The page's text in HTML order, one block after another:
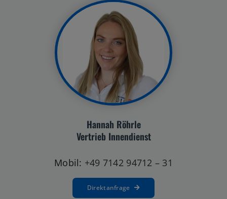
Hannah Röhrle
Vertrieb Innendienst
Mobil: +49 7142 94712 – 31
Direktanfrage